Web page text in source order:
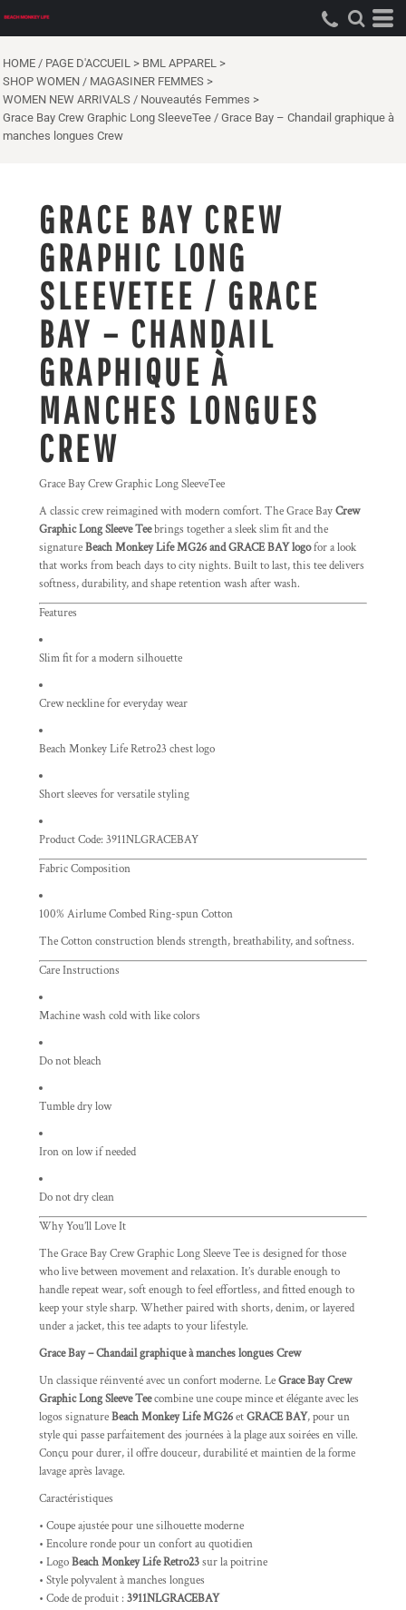
HOME / PAGE D'ACCUEIL > BML APPAREL >
SHOP WOMEN / MAGASINER FEMMES >
WOMEN NEW ARRIVALS / Nouveautés Femmes >
Grace Bay Crew Graphic Long SleeveTee / Grace Bay – Chandail graphique à
manches longues Crew
GRACE BAY CREW
GRAPHIC LONG
SLEEVETEE / GRACE
BAY – CHANDAIL
GRAPHIQUE À
MANCHES LONGUES
CREW
Grace Bay Crew Graphic Long SleeveTee
A classic crew reimagined with modern comfort. The Grace BayCrew
Graphic Long Sleeve Teebrings together a sleek slim fit and the
signatureBeach Monkey Life MG26 and GRACE BAY logofor a look
that works from beach days to city nights. Built to last, this tee delivers
softness, durability, and shape retention wash after wash.
Features
Slim fit for a modern silhouette
Crew neckline for everyday wear
Beach Monkey Life Retro23 chest logo
Short sleeves for versatile styling
Product Code: 3911NLGRACEBAY
Fabric Composition
100% Airlume Combed Ring-spun Cotton
The Cotton construction blends strength, breathability, and softness.
Care Instructions
Machine wash cold with like colors
Do not bleach
Tumble dry low
Iron on low if needed
Do not dry clean
Why You’ll Love It
The Grace Bay Crew Graphic Long Sleeve Tee is designed for those
who live between movement and relaxation. It’s durable enough to
handle repeat wear, soft enough to feel effortless, and fitted enough to
keep your style sharp. Whether paired with shorts, denim, or layered
under a jacket, this tee adapts to your lifestyle.
Grace Bay – Chandail graphique à manches longues Crew
Un classique réinventé avec un confort moderne. LeGrace Bay Crew
Graphic Long Sleeve Teecombine une coupe mince et élégante avec les
logos signatureBeach Monkey Life MG26etGRACE BAY, pour un
style qui passe parfaitement des journées à la plage aux soirées en ville.
Conçu pour durer, il offre douceur, durabilité et maintien de la forme
lavage après lavage.
Caractéristiques
• Coupe ajustée pour une silhouette moderne
• Encolure ronde pour un confort au quotidien
• LogoBeach Monkey Life Retro23sur la poitrine
• Style polyvalent à manches longues
• Code de produit : 3911NLGRACEBAY